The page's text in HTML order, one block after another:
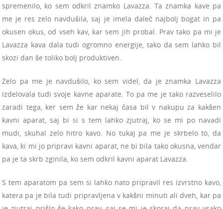
spremenilo, ko sem odkril znamko Lavazza. Ta znamka kave pa
me je res zelo navdušila, saj je imela daleč najbolj bogat in pa
okusen okus, od vseh kav, kar sem jih probal. Prav tako pa mi je
Lavazza kava dala tudi ogromno energije, tako da sem lahko bil
skozi dan še toliko bolj produktiven.
Zelo pa me je navdušilo, ko sem videl, da je znamka Lavazza
izdelovala tudi svoje kavne aparate. To pa me je tako razveselilo
zaradi tega, ker sem že kar nekaj časa bil v nakupu za kakšen
kavni aparat, saj bi si s tem lahko zjutraj, ko se mi po navadi
mudi, skuhal zelo hitro kavo. No tukaj pa me je skrbelo to, da
kava, ki mi jo pripravi kavni aparat, ne bi bila tako okusna, vendar
pa je ta skrb zginila, ko sem odkril kavni aparat Lavazza.
S tem aparatom pa sem si lahko nato pripravil res izvrstno kavo,
katera pa je bila tudi pripravljena v kakšni minuti ali dveh, kar pa